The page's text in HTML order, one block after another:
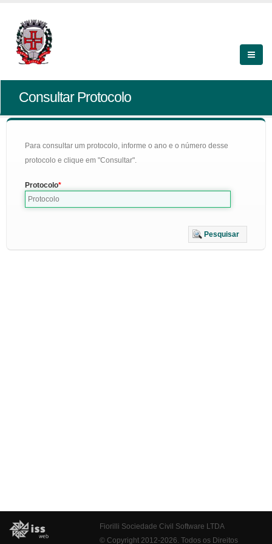
Consultar Protocolo
Para consultar um protocolo, informe o ano e o número desse
protocolo e clique em "Consultar".
Protocolo
Pesquisar
Fiorilli Sociedade Civil Software LTDA
© Copyright 2012-2026. Todos os Direitos